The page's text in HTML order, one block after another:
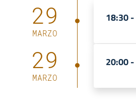
29
MARZO
18:30 -
29
MARZO
20:00 -